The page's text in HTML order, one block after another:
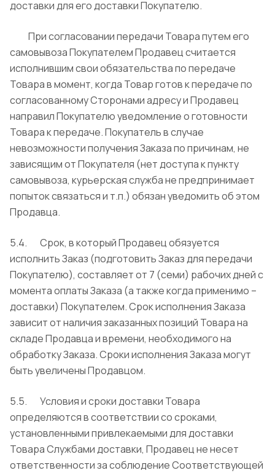
доставки для его доставки Покупателю.
При согласовании передачи Товара путем его
самовывоза Покупателем Продавец считается
исполнившим свои обязательства по передаче
Товара в момент, когда Товар готов к передаче по
согласованному Сторонами адресу и Продавец
направил Покупателю уведомление о готовности
Товара к передаче. Покупатель в случае
невозможности получения Заказа по причинам, не
зависящим от Покупателя (нет доступа к пункту
самовывоза, курьерская служба не предпринимает
попыток связаться и т.п.) обязан уведомить об этом
Продавца.
5.4. Срок, в который Продавец обязуется
исполнить Заказ (подготовить Заказ для передачи
Покупателю), составляет от 7 (семи) рабочих дней с
момента оплаты Заказа (а также когда применимо –
доставки) Покупателем. Срок исполнения Заказа
зависит от наличия заказанных позиций Товара на
складе Продавца и времени, необходимого на
обработку Заказа. Сроки исполнения Заказа могут
быть увеличены Продавцом.
5.5. Условия и сроки доставки Товара
определяются в соответствии со сроками,
установленными привлекаемыми для доставки
Товара Службами доставки, Продавец не несет
ответственности за соблюдение Соответствующей